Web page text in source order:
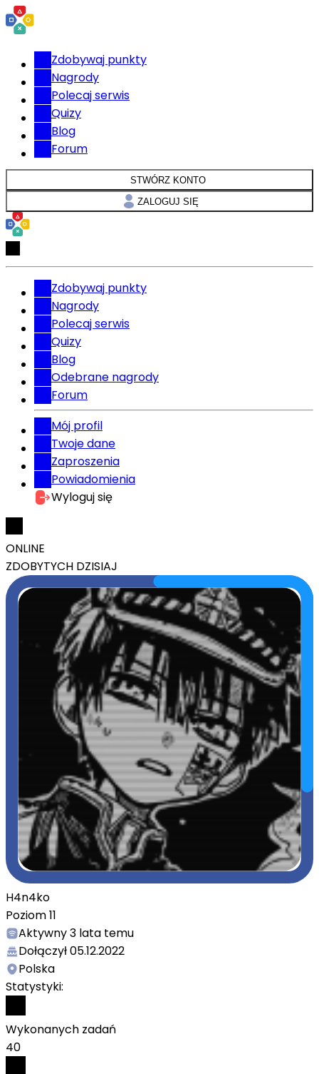
Zdobywaj punkty
Nagrody
Polecaj serwis
Quizy
Blog
Forum
STWÓRZ KONTO
ZALOGUJ SIĘ
Zdobywaj punkty
Nagrody
Polecaj serwis
Quizy
Blog
Odebrane nagrody
Forum
Mój profil
Twoje dane
Zaproszenia
Powiadomienia
Wyloguj się
ONLINE
ZDOBYTYCH DZISIAJ
H4n4ko
Poziom11
Aktywny3 lata temu
Dołączył05.12.2022
Polska
Statystyki:
Wykonanych zadań
40